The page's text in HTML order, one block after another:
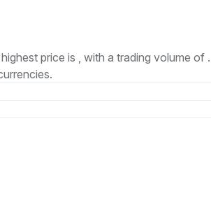
price is , with a trading volume of .